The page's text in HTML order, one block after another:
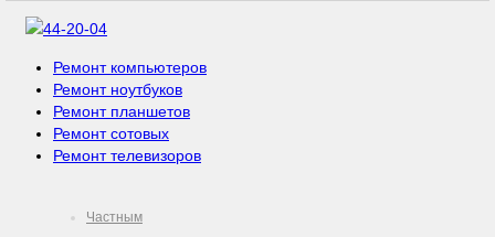
44-20-04
Ремонт компьютеров
Ремонт ноутбуков
Ремонт планшетов
Ремонт сотовых
Ремонт телевизоров
Частным